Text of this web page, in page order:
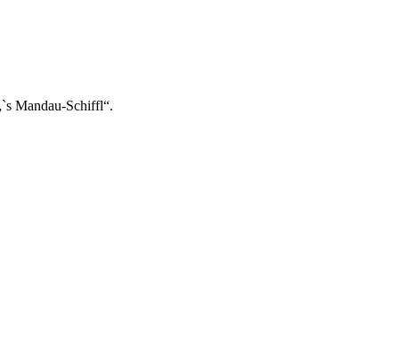
Mandau-Schiffl“.